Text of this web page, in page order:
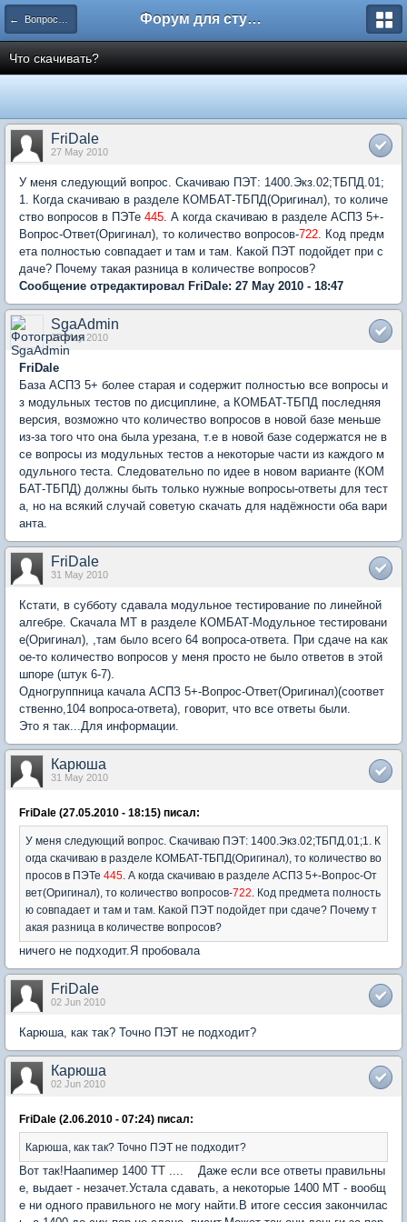
← Вопросы и ответы Форум для студента СГА
Что скачивать?
FriDale
27 May 2010
У меня следующий вопрос. Скачиваю ПЭТ: 1400.Экз.02;ТБПД.01;
1. Когда скачиваю в разделе КОМБАТ-ТБПД(Оригинал), то количе
ство вопросов в ПЭТе 445. А когда скачиваю в разделе АСПЗ 5+-
Вопрос-Ответ(Оригинал), то количество вопросов-722. Код предм
ета полностью совпадает и там и там. Какой ПЭТ подойдет при с
даче? Почему такая разница в количестве вопросов?
Сообщение отредактировал FriDale: 27 May 2010 - 18:47
SgaAdmin
27 May 2010
FriDale
База АСПЗ 5+ более старая и содержит полностью все вопросы и
з модульных тестов по дисциплине, а КОМБАТ-ТБПД последняя
версия, возможно что количество вопросов в новой базе меньше
из-за того что она была урезана, т.е в новой базе содержатся не в
се вопросы из модульных тестов а некоторые части из каждого м
одульного теста. Следовательно по идее в новом варианте (КОМ
БАТ-ТБПД) должны быть только нужные вопросы-ответы для тест
а, но на всякий случай советую скачать для надёжности оба вари
анта.
FriDale
31 May 2010
Кстати, в субботу сдавала модульное тестирование по линейной
алгебре. Скачала МТ в разделе КОМБАТ-Модульное тестировани
е(Оригинал), ,там было всего 64 вопроса-ответа. При сдаче на как
ое-то количество вопросов у меня просто не было ответов в этой
шпоре (штук 6-7).
Одногруппница качала АСПЗ 5+-Вопрос-Ответ(Оригинал)(соответ
ственно,104 вопроса-ответа), говорит, что все ответы были.
Это я так...Для информации.
Карюша
31 May 2010
FriDale (27.05.2010 - 18:15) писал:
У меня следующий вопрос. Скачиваю ПЭТ: 1400.Экз.02;ТБПД.01;1. К
огда скачиваю в разделе КОМБАТ-ТБПД(Оригинал), то количество во
просов в ПЭТе 445 . А когда скачиваю в разделе АСПЗ 5+-Вопрос-От
вет(Оригинал), то количество вопросов-722 . Код предмета полность
ю совпадает и там и там. Какой ПЭТ подойдет при сдаче? Почему т
акая разница в количестве вопросов?
ничего не подходит.Я пробовала
FriDale
02 Jun 2010
Карюша, как так? Точно ПЭТ не подходит?
Карюша
02 Jun 2010
FriDale (2.06.2010 - 07:24) писал:
Карюша, как так? Точно ПЭТ не подходит?
Вот так!Наапимер 1400 ТТ .... Даже если все ответы правильны
е, выдает - незачет.Устала сдавать, а некоторые 1400 МТ - вообщ
е ни одного правильного не могу найти.В итоге сессия закончилас